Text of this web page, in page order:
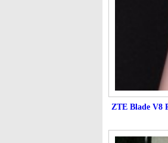
ZTE Blade